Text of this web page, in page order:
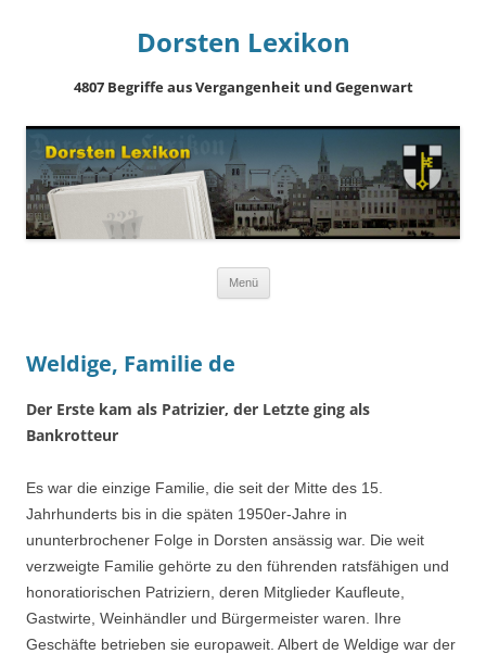
Dorsten Lexikon
4807 Begriffe aus Vergangenheit und Gegenwart
Menü
Weldige, Familie de
Der Erste kam als Patrizier, der Letzte ging als
Bankrotteur
Es war die einzige Familie, die seit der Mitte des 15.
Jahrhunderts bis in die späten 1950er-Jahre in
ununterbrochener Folge in Dorsten ansässig war. Die weit
verzweigte Familie gehörte zu den führenden ratsfähigen und
honoratiorischen Patriziern, deren Mitglieder Kaufleute,
Gastwirte, Weinhändler und Bürgermeister waren. Ihre
Geschäfte betrieben sie europaweit. Albert de Weldige war der